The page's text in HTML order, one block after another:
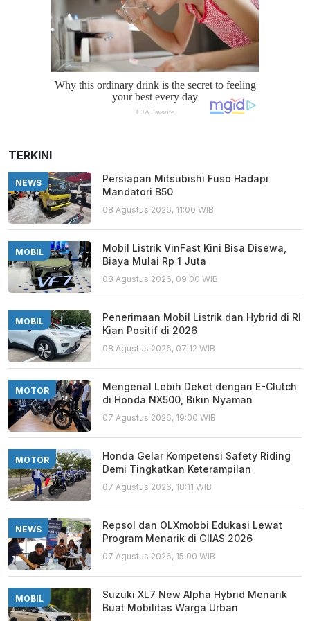
TERKINI
NEWS
Persiapan Mitsubishi Fuso Hadapi
Mandatori B50
08 Agustus 2026, 11:00 WIB
MOBIL
Mobil Listrik VinFast Kini Bisa Disewa,
Biaya Mulai Rp 1 Juta
08 Agustus 2026, 09:00 WIB
MOBIL
Penerimaan Mobil Listrik dan Hybrid di RI
Kian Positif di 2026
08 Agustus 2026, 07:12 WIB
MOTOR
Mengenal Lebih Deket dengan E-Clutch
di Honda NX500, Bikin Nyaman
07 Agustus 2026, 19:00 WIB
MOTOR
Honda Gelar Kompetensi Safety Riding
Demi Tingkatkan Keterampilan
07 Agustus 2026, 18:11 WIB
NEWS
Repsol dan OLXmobbi Edukasi Lewat
Program Menarik di GIIAS 2026
07 Agustus 2026, 15:00 WIB
MOBIL
Suzuki XL7 New Alpha Hybrid Menarik
Buat Mobilitas Warga Urban